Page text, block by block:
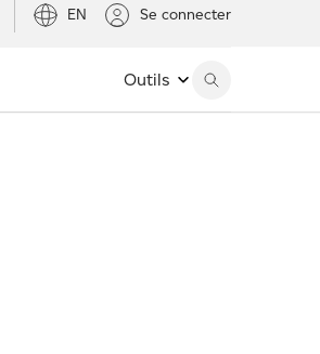
EN Se connecter
Outils